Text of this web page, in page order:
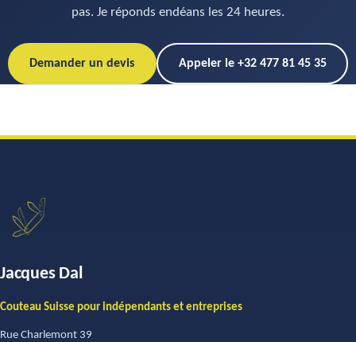
pas. Je réponds endéans les 24 heures.
Demander un devis Appeler le +32 477 81 45 35
Jacques Dal
Couteau Suisse pour indépendants et entreprises
Rue Charlemont 39